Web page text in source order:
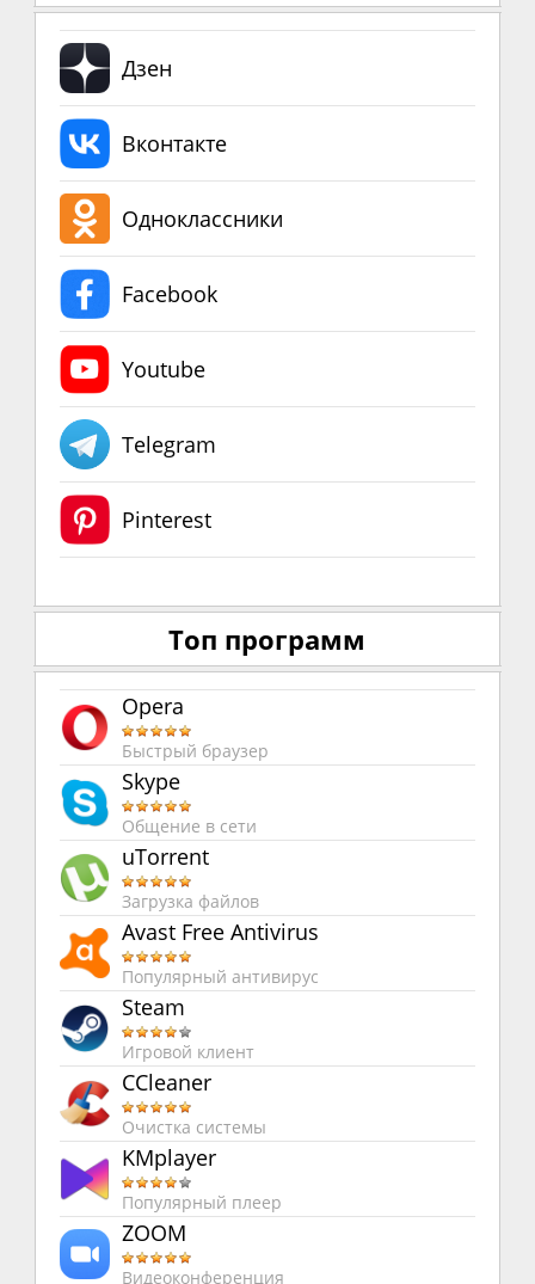
Дзен
Вконтакте
Одноклассники
Facebook
Youtube
Telegram
Pinterest
Топ программ
Opera
Быстрый браузер
Skype
Общение в сети
uTorrent
Загрузка файлов
Avast Free Antivirus
Популярный антивирус
Steam
Игровой клиент
CCleaner
Очистка системы
KMplayer
Популярный плеер
ZOOM
Видеоконференция